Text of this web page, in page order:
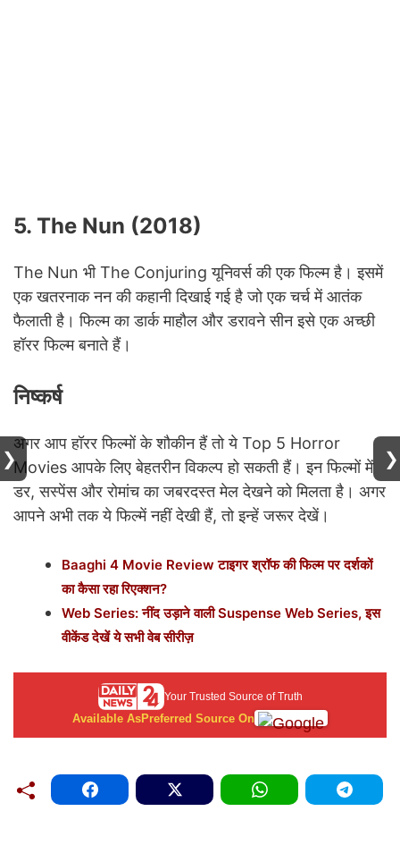
5. The Nun (2018)
The Nun भी The Conjuring यूनिवर्स की एक फिल्म है। इसमें
एक खतरनाक नन की कहानी दिखाई गई है जो एक चर्च में आतंक
फैलाती है। फिल्म का डार्क माहौल और डरावने सीन इसे एक अच्छी
हॉरर फिल्म बनाते हैं।
निष्कर्ष
अगर आप हॉरर फिल्मों के शौकीन हैं तो ये Top 5 Horror
Movies आपके लिए बेहतरीन विकल्प हो सकती हैं। इन फिल्मों में
डर, सस्पेंस और रोमांच का जबरदस्त मेल देखने को मिलता है। अगर
आपने अभी तक ये फिल्में नहीं देखी हैं, तो इन्हें जरूर देखें।
Baaghi 4 Movie Review टाइगर श्रॉफ की फिल्म पर दर्शकों
का कैसा रहा रिएक्शन?
Web Series: नींद उड़ाने वाली Suspense Web Series, इस
वीकेंड देखें ये सभी वेब सीरीज़
Your Trusted Source of Truth
Available AsPreferred Source On
❯ ❯